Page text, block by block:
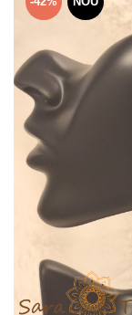
Inele
Lanturi
Bratari
Talismane
Verighete
Bijuterii din argint